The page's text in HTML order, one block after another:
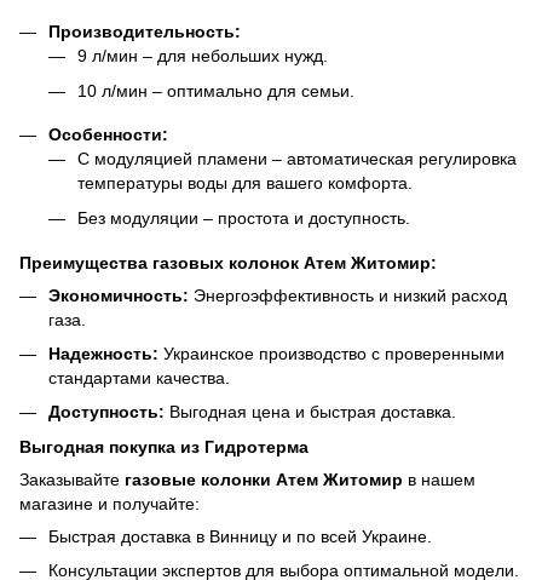
Производительность:
9 л/мин – для небольших нужд.
10 л/мин – оптимально для семьи.
Особенности:
С модуляцией пламени – автоматическая регулировка
температуры воды для вашего комфорта.
Без модуляции – простота и доступность.
Преимущества газовых колонок Атем Житомир:
Экономичность: Энергоэффективность и низкий расход
газа.
Надежность: Украинское производство с проверенными
стандартами качества.
Доступность: Выгодная цена и быстрая доставка.
Выгодная покупка из Гидротерма
Заказывайте газовые колонки Атем Житомир в нашем
магазине и получайте:
Быстрая доставка в Винницу и по всей Украине.
Консультации экспертов для выбора оптимальной модели.